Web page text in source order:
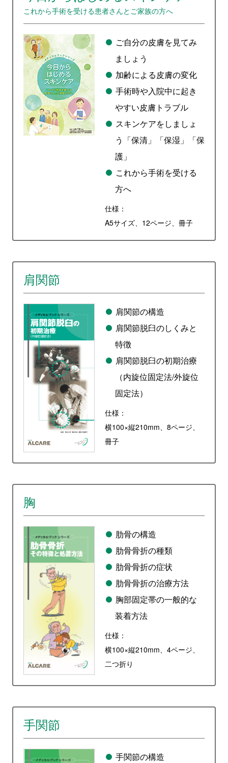
これから手術を受ける患者さんとご家族の方へ
ご自分の皮膚を見てみ
ましょう
加齢による皮膚の変化
手術時や入院中に起き
やすい皮膚トラブル
スキンケアをしましょ
う「保清」「保湿」「保
護」
これから手術を受ける
方へ
仕様：
A5サイズ、12ページ、冊子
肩関節
肩関節の構造
肩関節脱臼のしくみと
特徴
肩関節脱臼の初期治療
（内旋位固定法/外旋位
固定法）
仕様：
横100×縦210mm、8ページ、
冊子
胸
肋骨の構造
肋骨骨折の種類
肋骨骨折の症状
肋骨骨折の治療方法
胸部固定帯の一般的な
装着方法
仕様：
横100×縦210mm、4ページ、
二つ折り
手関節
手関節の構造